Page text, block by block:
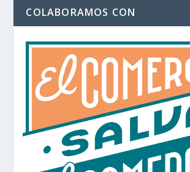
COLABORAMOS CON